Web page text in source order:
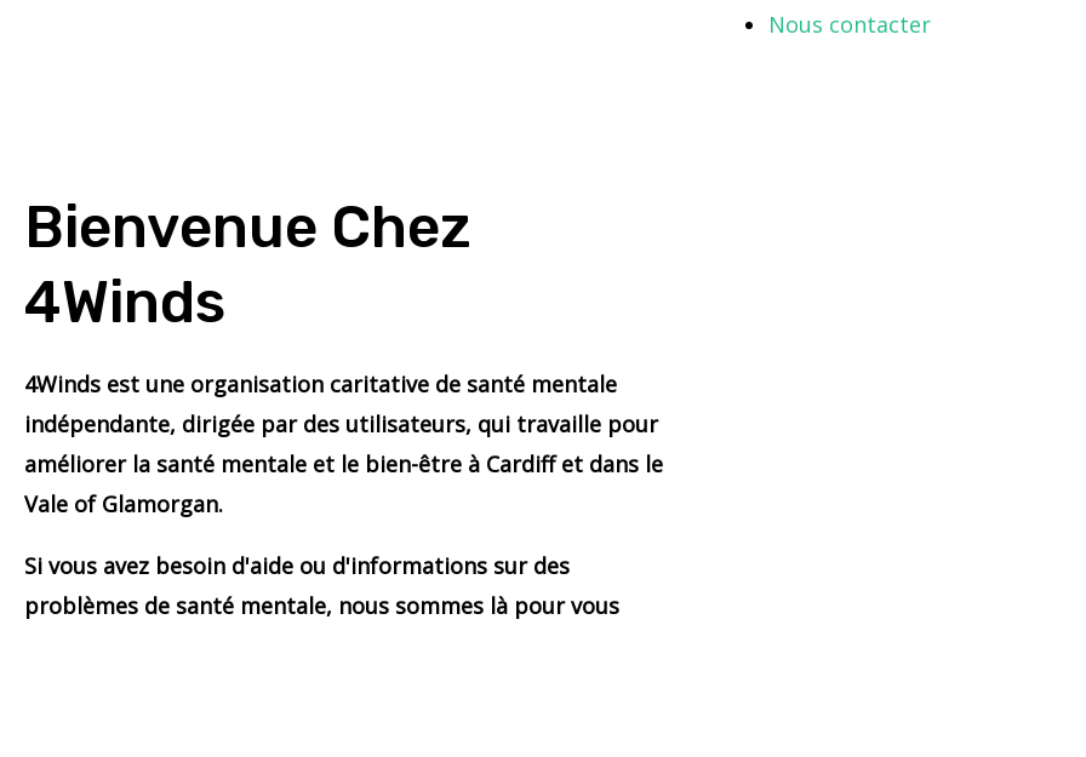
Nous contacter
Bienvenue Chez
4Winds
4Winds est une organisation caritative de santé mentale
indépendante, dirigée par des utilisateurs, qui travaille pour
améliorer la santé mentale et le bien-être à Cardiff et dans le
Vale of Glamorgan.
Si vous avez besoin d'aide ou d'informations sur des
problèmes de santé mentale, nous sommes là pour vous